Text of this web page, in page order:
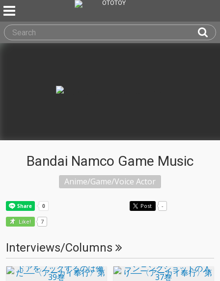
Bandai Namco Game Music
Anime/Game/Voice Actor
Post -
Like! 7
Interviews/Columns